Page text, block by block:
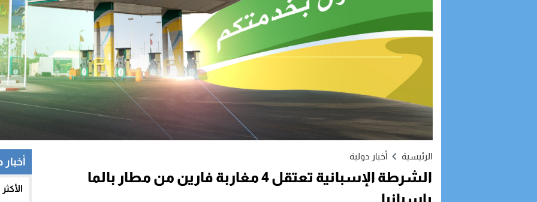
الرئيسية أخبار دولية
الشرطة الإسبانية تعتقل 4 مغاربة فارين من مطار بالما
أخبار